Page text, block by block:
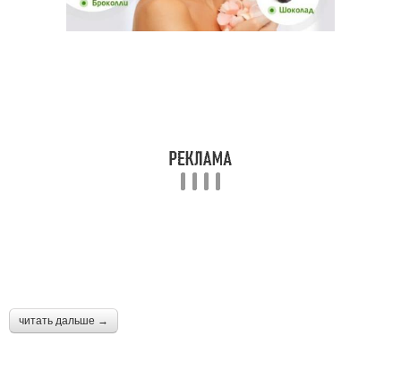
читать дальше →